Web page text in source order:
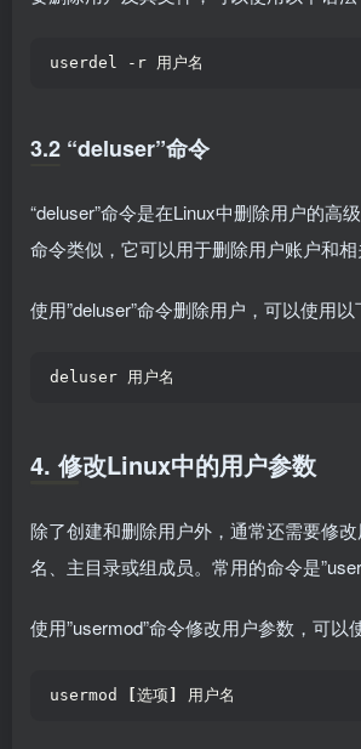
userdel -r 用户名
3.2 “deluser”命令
“deluser”命令是在Linux中删除用户的高
命令类似，它可以用于删除用户账户和相
使用”deluser”命令删除用户，可以使用以
deluser 用户名
4. 修改Linux中的用户参数
除了创建和删除用户外，通常还需要修
名、主目录或组成员。常用的命令是
使用”usermod”命令修改用户参数，可以
usermod 选项 用户名